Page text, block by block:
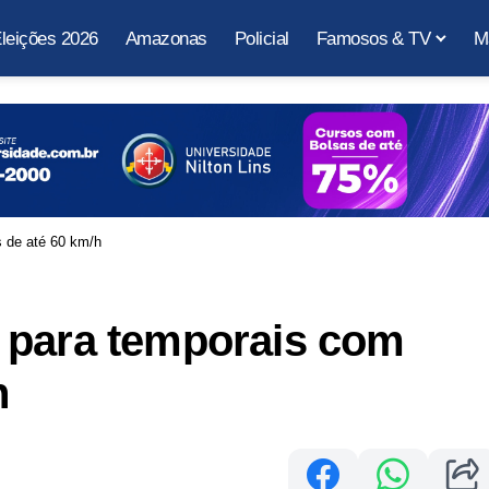
2026 Amazonas Policial Famosos & TV
de até 60 km/h
temporais com